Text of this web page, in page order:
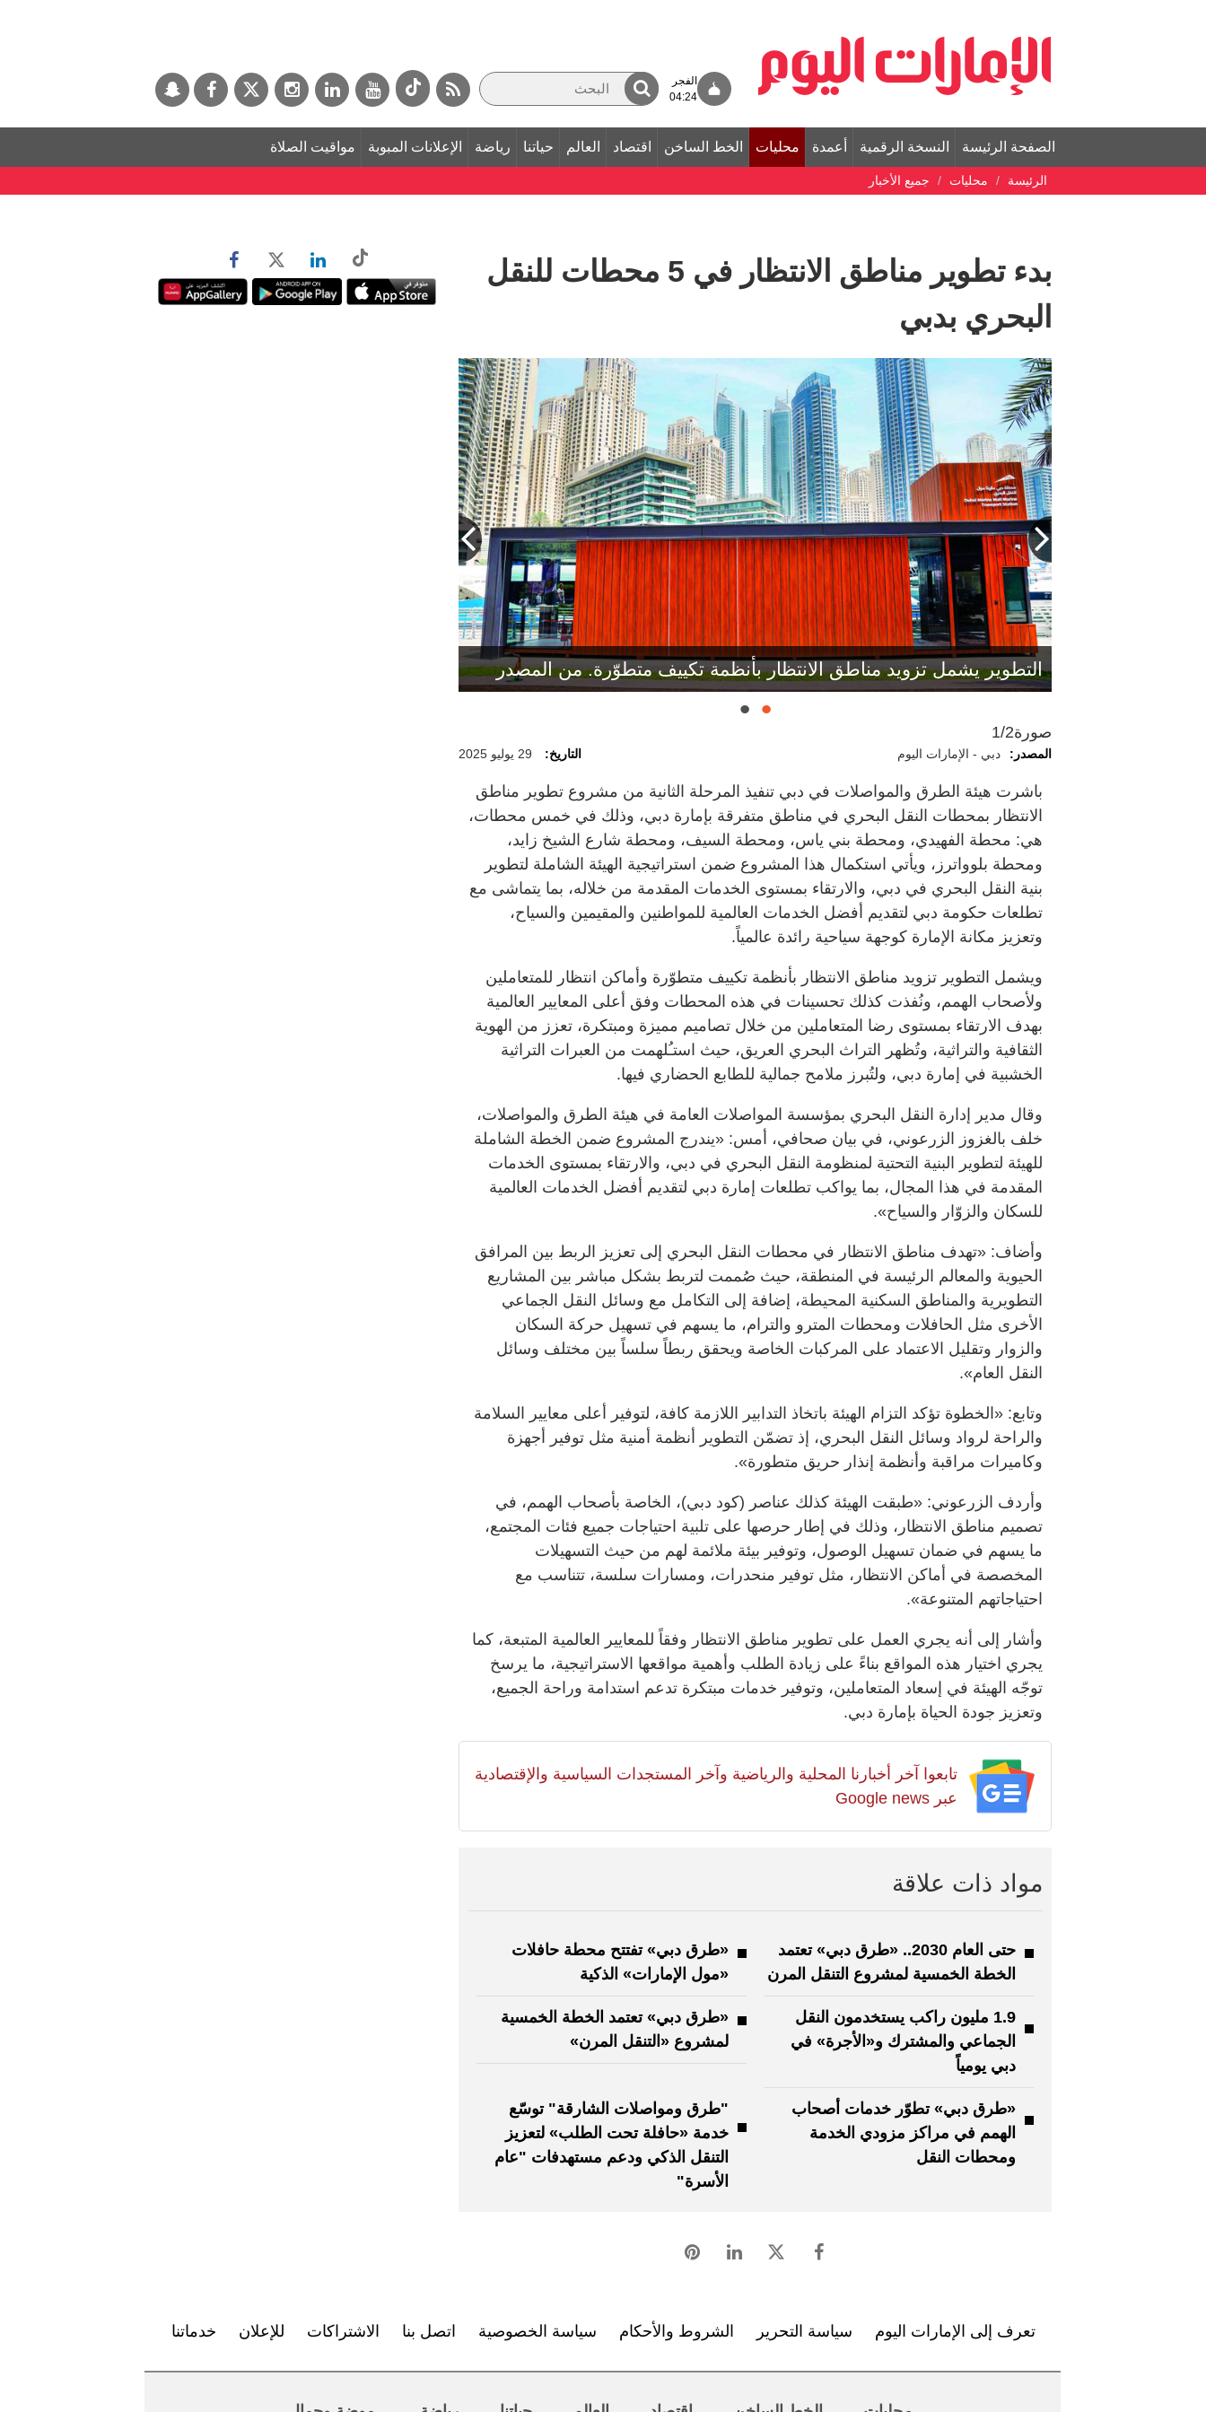
الفجر
04:24
الصفحة الرئيسة النسخة الرقمية أعمدة محليات الخط الساخن اقتصاد العالم حياتنا رياضة الإعلانات المبوبة مواقيت الصلاة
الرئيسة محليات جميع الأخبار
بدء تطوير مناطق الانتظار في 5 محطات للنقل
البحري بدبي
التطوير يشمل تزويد مناطق الانتظار بأنظمة تكييف متطوّرة. من المصدر
خلف الزرعوني: الخطوة تؤكد التزام «الهيئة» باتخاذ التدابير اللازمة لتوفير
أعلى معايير السلامة والراحة لرواد وسائل النقل البحري.
صورة1/2
المصدر: دبي - الإمارات اليوم التاريخ: 29 يوليو 2025
باشرت هيئة الطرق والمواصلات في دبي تنفيذ المرحلة الثانية من مشروع تطوير مناطق
الانتظار بمحطات النقل البحري في مناطق متفرقة بإمارة دبي، وذلك في خمس محطات،
هي: محطة الفهيدي، ومحطة بني ياس، ومحطة السيف، ومحطة شارع الشيخ زايد،
ومحطة بلوواترز، ويأتي استكمال هذا المشروع ضمن استراتيجية الهيئة الشاملة لتطوير
بنية النقل البحري في دبي، والارتقاء بمستوى الخدمات المقدمة من خلاله، بما يتماشى مع
تطلعات حكومة دبي لتقديم أفضل الخدمات العالمية للمواطنين والمقيمين والسياح،
وتعزيز مكانة الإمارة كوجهة سياحية رائدة عالمياً.
ويشمل التطوير تزويد مناطق الانتظار بأنظمة تكييف متطوّرة وأماكن انتظار للمتعاملين
ولأصحاب الهمم، ونُفذت كذلك تحسينات في هذه المحطات وفق أعلى المعايير العالمية
بهدف الارتقاء بمستوى رضا المتعاملين من خلال تصاميم مميزة ومبتكرة، تعزز من الهوية
الثقافية والتراثية، وتُظهر التراث البحري العريق، حيث استـُلهمت من العبرات التراثية
الخشبية في إمارة دبي، ولتُبرز ملامح جمالية للطابع الحضاري فيها.
وقال مدير إدارة النقل البحري بمؤسسة المواصلات العامة في هيئة الطرق والمواصلات،
خلف بالغزوز الزرعوني، في بيان صحافي، أمس: «يندرج المشروع ضمن الخطة الشاملة
للهيئة لتطوير البنية التحتية لمنظومة النقل البحري في دبي، والارتقاء بمستوى الخدمات
المقدمة في هذا المجال، بما يواكب تطلعات إمارة دبي لتقديم أفضل الخدمات العالمية
للسكان والزوّار والسياح».
وأضاف: «تهدف مناطق الانتظار في محطات النقل البحري إلى تعزيز الربط بين المرافق
الحيوية والمعالم الرئيسة في المنطقة، حيث صُممت لتربط بشكل مباشر بين المشاريع
التطويرية والمناطق السكنية المحيطة، إضافة إلى التكامل مع وسائل النقل الجماعي
الأخرى مثل الحافلات ومحطات المترو والترام، ما يسهم في تسهيل حركة السكان
والزوار وتقليل الاعتماد على المركبات الخاصة ويحقق ربطاً سلساً بين مختلف وسائل
النقل العام».
وتابع: «الخطوة تؤكد التزام الهيئة باتخاذ التدابير اللازمة كافة، لتوفير أعلى معايير السلامة
والراحة لرواد وسائل النقل البحري، إذ تضمّن التطوير أنظمة أمنية مثل توفير أجهزة
وكاميرات مراقبة وأنظمة إنذار حريق متطورة».
وأردف الزرعوني: «طبقت الهيئة كذلك عناصر (كود دبي)، الخاصة بأصحاب الهمم، في
تصميم مناطق الانتظار، وذلك في إطار حرصها على تلبية احتياجات جميع فئات المجتمع،
ما يسهم في ضمان تسهيل الوصول، وتوفير بيئة ملائمة لهم من حيث التسهيلات
المخصصة في أماكن الانتظار، مثل توفير منحدرات، ومسارات سلسة، تتناسب مع
احتياجاتهم المتنوعة».
وأشار إلى أنه يجري العمل على تطوير مناطق الانتظار وفقاً للمعايير العالمية المتبعة، كما
يجري اختيار هذه المواقع بناءً على زيادة الطلب وأهمية مواقعها الاستراتيجية، ما يرسخ
توجّه الهيئة في إسعاد المتعاملين، وتوفير خدمات مبتكرة تدعم استدامة وراحة الجميع،
وتعزيز جودة الحياة بإمارة دبي.
تابعوا آخر أخبارنا المحلية والرياضية وآخر المستجدات السياسية والإقتصادية
عبر Google news
مواد ذات علاقة
حتى العام 2030.. «طرق دبي» تعتمد
الخطة الخمسية لمشروع التنقل المرن
«طرق دبي» تفتتح محطة حافلات
«مول الإمارات» الذكية
1.9 مليون راكب يستخدمون النقل
الجماعي والمشترك و«الأجرة» في
دبي يومياً
«طرق دبي» تعتمد الخطة الخمسية
لمشروع «التنقل المرن»
«طرق دبي» تطوّر خدمات أصحاب
الهمم في مراكز مزودي الخدمة
ومحطات النقل
"طرق ومواصلات الشارقة" توسّع
خدمة «حافلة تحت الطلب» لتعزيز
التنقل الذكي ودعم مستهدفات "عام
الأسرة"
تعرف إلى الإمارات اليوم سياسة التحرير الشروط والأحكام سياسة الخصوصية اتصل بنا الاشتراكات للإعلان خدماتنا